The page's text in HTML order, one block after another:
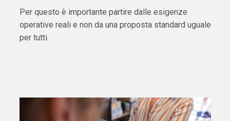
Per questo è importante partire dalle esigenze
operative reali e non da una proposta standard uguale
per tutti.